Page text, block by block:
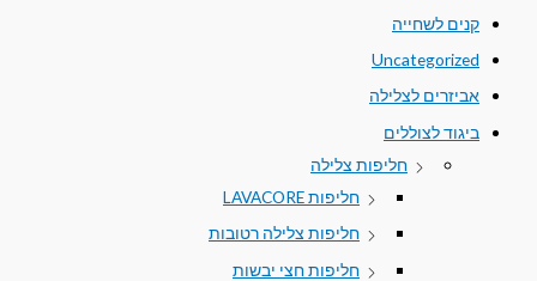
קנים לשחייה
Uncategorized
אביזרים לצלילה
ביגוד לצוללים
חליפות צלילה
חליפות LAVACORE
חליפות צלילה רטובות
חליפות חצי יבשות